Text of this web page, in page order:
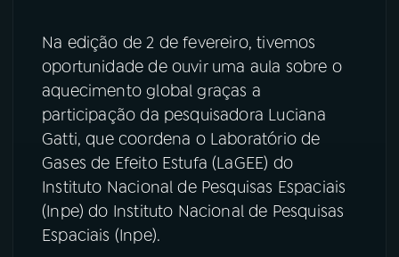
Na edição de 2 de fevereiro, tivemos
oportunidade de ouvir uma aula sobre o
aquecimento global graças a
participação da pesquisadora Luciana
Gatti, que coordena o Laboratório de
Gases de Efeito Estufa (LaGEE) do
Instituto Nacional de Pesquisas Espaciais
(Inpe) do Instituto Nacional de Pesquisas
Espaciais (Inpe).